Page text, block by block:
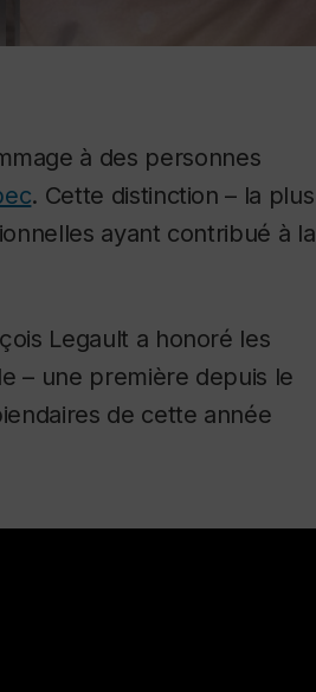
à des personnes
. Cette distinction – la plus
ayant contribué à la
Legault a honoré les
– une première depuis le
de cette année